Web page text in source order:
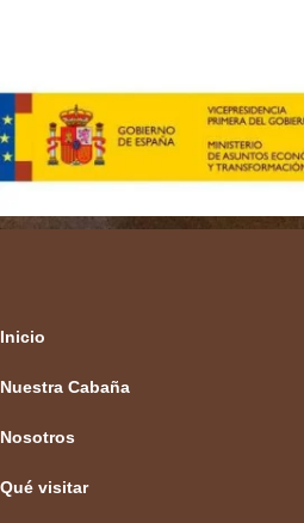
Inicio
Nuestra Cabaña
Nosotros
Qué visitar